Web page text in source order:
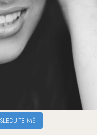
SLEDUJTE MĚ